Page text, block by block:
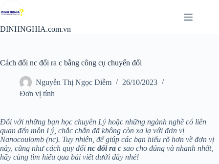
đến
nội
DINHNGHIA.com.vn
Cách đổi nc đổi ra c bằng công cụ chuyển đổi
Nguyễn Thị Ngọc Diễm
26/10/2023
Đơn vị tính
Đối với những bạn học chuyên Lý hoặc những ngành nghề có liên
quan đến môn Lý, chắc chắn đã không còn xa lạ với đơn vị
Nanocoulomb (nc). Tuy nhiên, để giúp các bạn hiểu rõ hơn về đơn vị
này, cũng như cách quy đổi nc đổi ra c sao cho đúng và nhanh nhất,
hãy cùng tìm hiểu qua bài viết dưới đây nhé!